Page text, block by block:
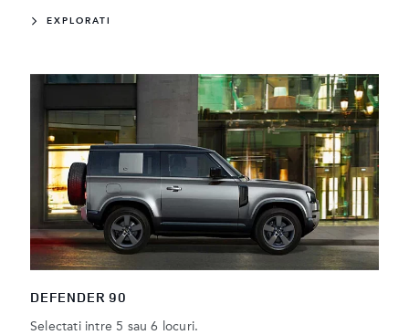
EXPLORATI
DEFENDER 90
Selectati intre 5 sau 6 locuri.